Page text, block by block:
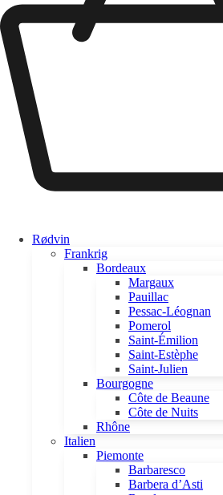
Rødvin
Frankrig
Bordeaux
Margaux
Pauillac
Pessac-Léognan
Pomerol
Saint-Émilion
Saint-Estèphe
Saint-Julien
Bourgogne
Côte de Beaune
Côte de Nuits
Rhône
Italien
Piemonte
Barbaresco
Barbera d’Asti